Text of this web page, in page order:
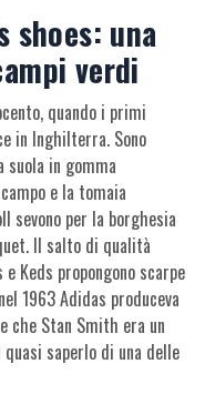
una
verdi
quando i primi
in Inghilterra. Sono
suola in gomma
e la tomaia
sevono per la borghesia
Il salto di qualità
Keds propongono scarpe
1963 Adidas produceva
che Stan Smith era un
saperlo di una delle